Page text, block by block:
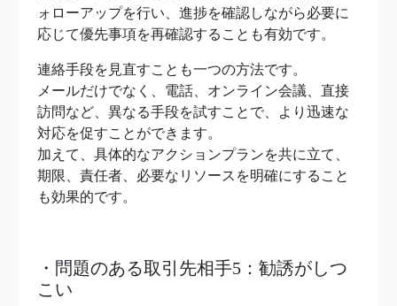
ォローアップを行い、進捗を確認しながら必要に
応じて優先事項を再確認することも有効です。
連絡手段を見直すことも一つの方法です。
メールだけでなく、電話、オンライン会議、直接
訪問など、異なる手段を試すことで、より迅速な
対応を促すことができます。
加えて、具体的なアクションプランを共に立て、
期限、責任者、必要なリソースを明確にすること
も効果的です。
・問題のある取引先相手5：勧誘がしつ
こい